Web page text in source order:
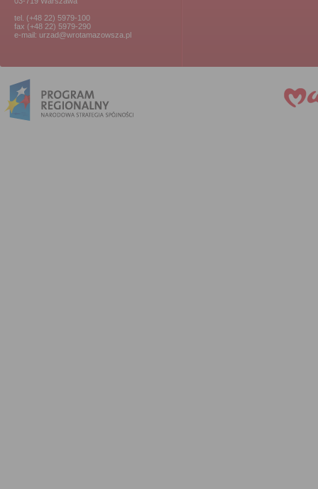
tel. (+48 22) 5979-100
fax (+48 22) 5979-290
e-mail: urzad@wrotamazowsza.pl